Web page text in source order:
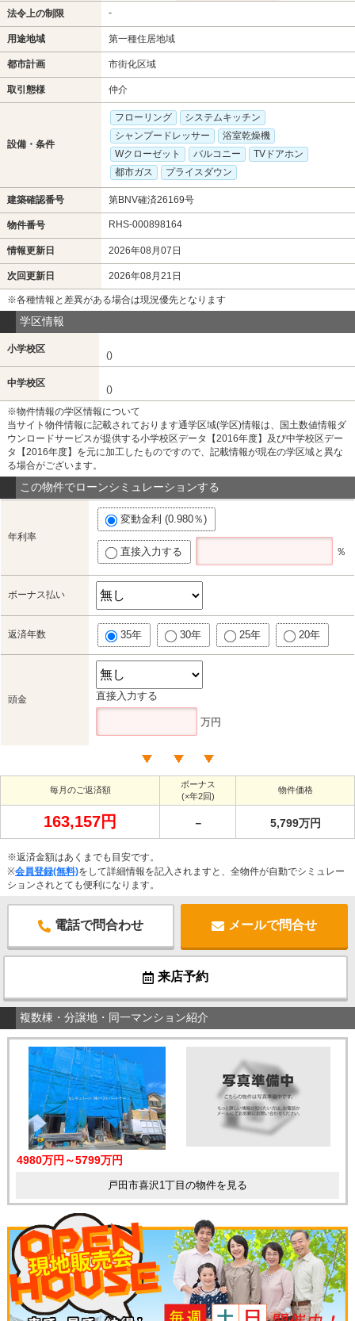
法令上の制限 -
用途地域 第一種住居地域
都市計画 市街化区域
取引態様 仲介
設備・条件
フローリング
システムキッチン
シャンプードレッサー
浴室乾燥機
Wクローゼット
バルコニー
TVドアホン
都市ガス
プライスダウン
建築確認番号 第BNV確済26169号
物件番号 RHS-000898164
情報更新日 2026年08月07日
次回更新日 2026年08月21日
※各種情報と差異がある場合は現況優先となります
学区情報
小学校区
()
中学校区
()
※物件情報の学区情報について
当サイト物件情報に記載されております通学区域(学区)情報は、国土数値情報ダ
ウンロードサービスが提供する小学校区データ【2016年度】及び中学校区デー
タ【2016年度】を元に加工したものですので、記載情報が現在の学区域と異な
る場合がございます。
この物件でローンシミュレーションする
年利率
変動金利 (0.980％)
直接入力する ％
ボーナス払い
返済年数 35年 30年 25年 20年
頭金 直接入力する
万円
毎月のご返済額
ボーナス
(×年2回)
物件価格
163,157円 － 5,799万円
※返済金額はあくまでも目安です。
※会員登録(無料)をして詳細情報を記入されますと、全物件が自動でシミュレー
ションされとても便利になります。
電話で問合わせ メールで問合せ
来店予約
複数棟・分譲地・同一マンション紹介
4980万円～5799万円
戸田市喜沢1丁目の物件を見る